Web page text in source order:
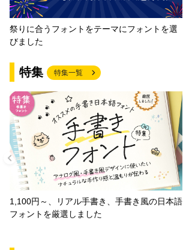
祭りに合うフォントをテーマにフォントを選
びました
特集 特集一覧
1,100円～、リアル手書き、手書き風の日本語
フォントを厳選しました